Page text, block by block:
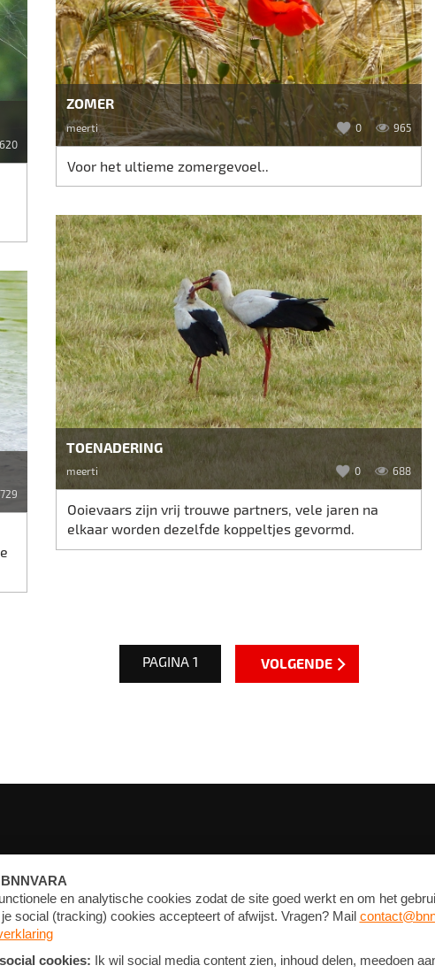
620
729
ZOMER
meerti 0 965
Voor het ultieme zomergevoel..
TOENADERING
meerti 0 688
Ooievaars zijn vrij trouwe partners, vele jaren na
elkaar worden dezelfde koppeltjes gevormd.
PAGINA 1 VOLGENDE
CONTACT